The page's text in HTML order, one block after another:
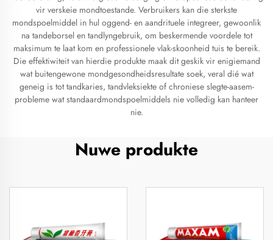
vir verskeie mondtoestande. Verbruikers kan die sterkste
mondspoelmiddel in hul oggend- en aandrituele integreer, gewoonlik
na tandeborsel en tandlyngebruik, om beskermende voordele tot
maksimum te laat kom en professionele vlak-skoonheid tuis te bereik.
Die effektiwiteit van hierdie produkte maak dit geskik vir enigiemand
wat buitengewone mondgesondheidsresultate soek, veral dié wat
geneig is tot tandkaries, tandvleksiekte of chroniese slegte-aasem-
probleme wat standaardmondspoelmiddels nie volledig kan hanteer
nie.
Nuwe produkte